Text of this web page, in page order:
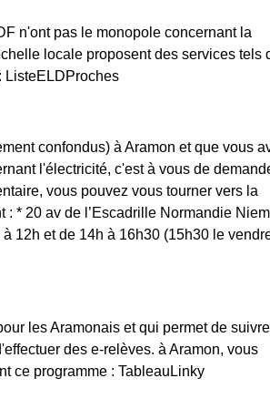
n'ont pas le monopole concernant la
locale proposent des services tels
ListeELDProches
confondus) à Aramon et que vous
l'électricité, c'est à vous de
vous pouvez vous tourner vers la
* 20 av de l’Escadrille Normandie
12h et de 14h à 16h30 (15h30 le
les Aramonais et qui permet de suivre
des e-relèves. à Aramon, vous
ce programme : TableauLinky